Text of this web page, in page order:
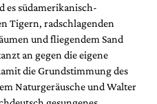
es südamerikanisch-
Tigern, radschlagenden
und fliegendem Sand
an gegen die eigene
die Grundstimmung des
Naturgeräusche und Walter